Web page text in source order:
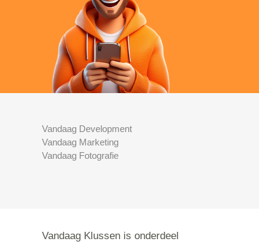
Vandaag Development
Vandaag Marketing
Vandaag Fotografie
Vandaag Klussen is onderdeel